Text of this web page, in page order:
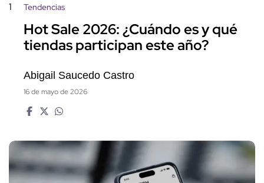
1 Tendencias
Hot Sale 2026: ¿Cuándo es y qué
tiendas participan este año?
Abigail Saucedo Castro
16 de mayo de 2026